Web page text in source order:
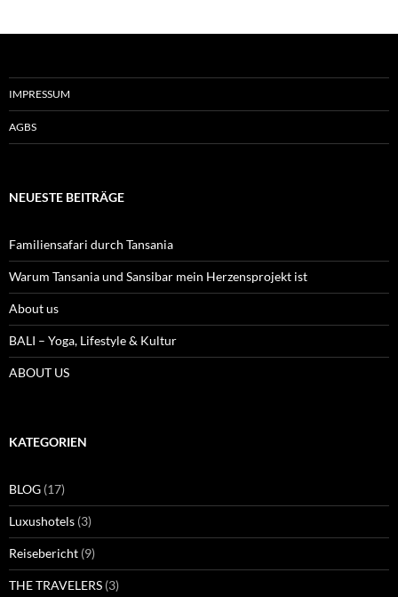
IMPRESSUM
AGBS
NEUESTE BEITRÄGE
Familiensafari durch Tansania
Warum Tansania und Sansibar mein Herzensprojekt ist
About us
BALI – Yoga, Lifestyle & Kultur
ABOUT US
KATEGORIEN
BLOG (17)
Luxushotels (3)
Reisebericht (9)
THE TRAVELERS (3)